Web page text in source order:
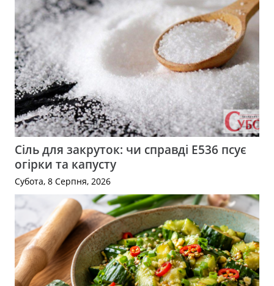
Сіль для закруток: чи справді Е536 псує
огірки та капусту
Субота, 8 Серпня, 2026